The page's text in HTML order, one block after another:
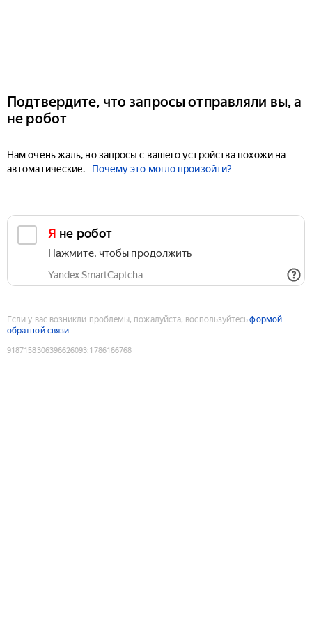
Подтвердите, что запросы отправляли вы, а
не робот
Нам очень жаль, но запросы с вашего устройства похожи на
автоматические.
Почему это могло произойти?
Я не робот
Нажмите, чтобы продолжить
Yandex SmartCaptcha
Если у вас возникли проблемы, пожалуйста, воспользуйтесьформой
обратной связи
9187158306396626093:1786166768